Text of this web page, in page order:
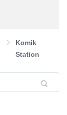
Komik
Station